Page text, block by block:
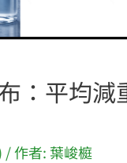
：平均
/ 作者: 葉峻榳